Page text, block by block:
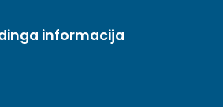
informacija